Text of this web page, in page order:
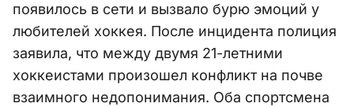
появилось в сети и вызвало бурю эмоций у
любителей хоккея. После инцидента полиция
заявила, что между двумя 21-летними
хоккеистами произошел конфликт на почве
взаимного недопонимания. Оба спортсмена